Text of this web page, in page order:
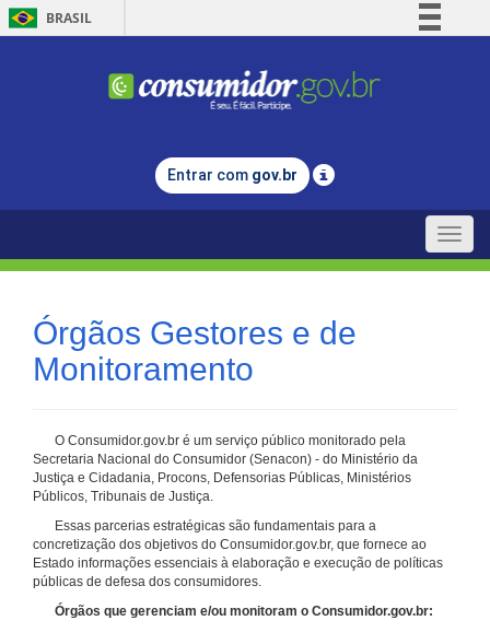
BRASIL
Comunica BR
Legislação
Entrar com gov.br
Toggle
Órgãos Gestores e de
Monitoramento
O Consumidor.gov.br é um serviço público monitorado pela
Secretaria Nacional do Consumidor (Senacon) - do Ministério da
Justiça e Cidadania, Procons, Defensorias Públicas, Ministérios
Públicos, Tribunais de Justiça.
Essas parcerias estratégicas são fundamentais para a
concretização dos objetivos do Consumidor.gov.br, que fornece ao
Estado informações essenciais à elaboração e execução de políticas
públicas de defesa dos consumidores.
Órgãos que gerenciam e/ou monitoram o Consumidor.gov.br: